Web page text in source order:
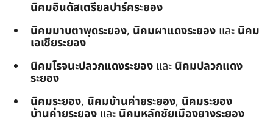
นิคมอินดัสเตรียลปาร์คระยอง
นิคมมาบตาพุดระยอง, นิคมผาแดงระยอง และ นิคม
เอเชียระยอง
นิคมโรจนะปลวกแดงระยอง และ นิคมปลวกแดง
ระยอง
นิคมระยอง, นิคมบ้านค่ายระยอง, นิคมระยอง
บ้านค่ายระยอง และ นิคมหลักชัยเมืองยางระยอง